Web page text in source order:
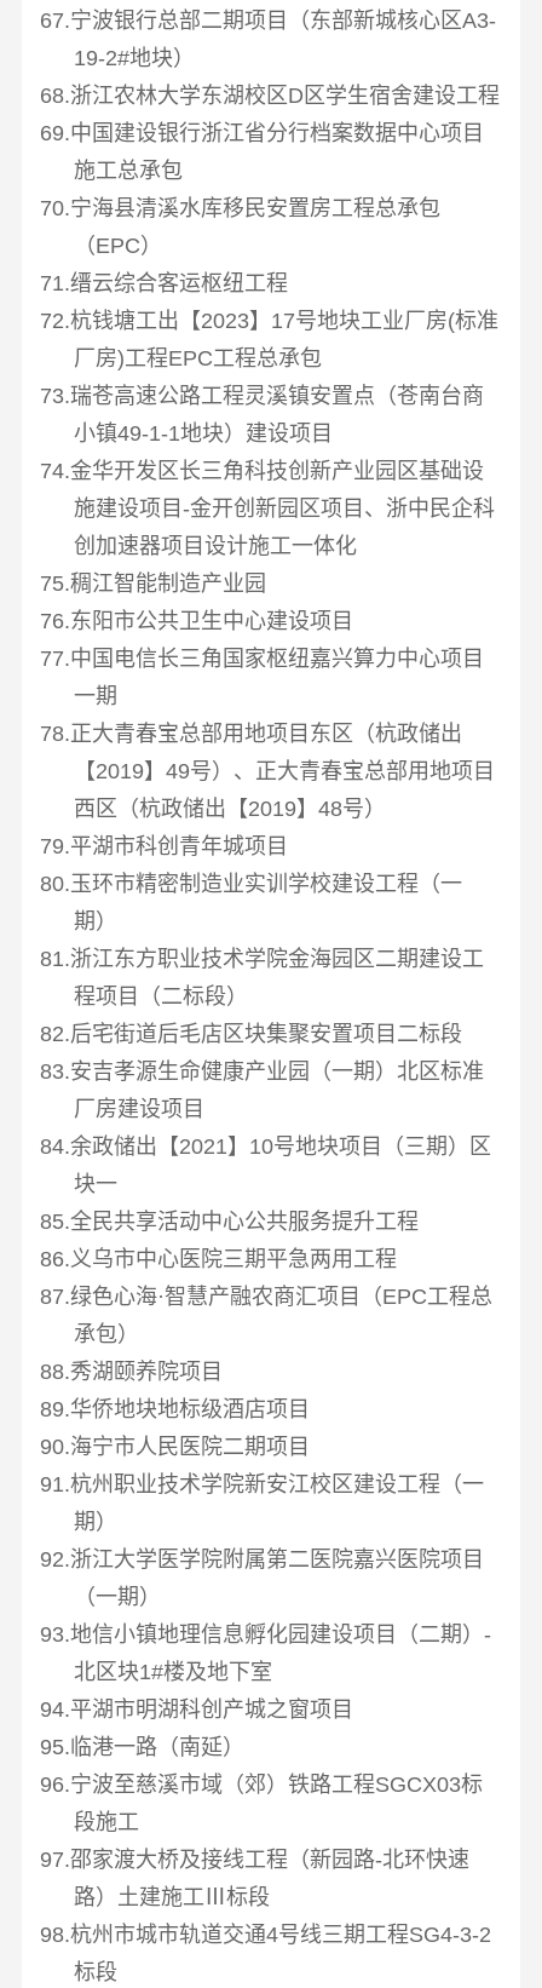
67.宁波银行总部二期项目（东部新城核心区A3-
19-2#地块）
68.浙江农林大学东湖校区D 区学生宿舍建设工程
69.中国建设银行浙江省分行档案数据中心项目
施工总承包
70.宁海县清溪水库移民安置房工程总承包
（EPC）
71.缙云综合客运枢纽工程
72.杭钱塘工出【2023】 17号地块工业厂房(标准
厂房)工程EPC工程总承包
73.瑞苍高速公路工程灵溪镇安置点（苍南台商
小镇49-1-1地块）建设项目
74.金华开发区长三角科技创新产业园区基础设
施建设项目-金开创新园区项目、浙中民企科
创加速器项目设计施工一体化
75.稠江智能制造产业园
76.东阳市公共卫生中心建设项目
77.中国电信长三角国家枢纽嘉兴算力中心项目
一期
78.正大青春宝总部用地项目东区（杭政储出
【2019】49号）、正大青春宝总部用地项目
西区（杭政储出【2019】48号）
79.平湖市科创青年城项目
80.玉环市精密制造业实训学校建设工程（一
期）
81.浙江东方职业技术学院金海园区二期建设工
程项目（二标段）
82.后宅街道后毛店区块集聚安置项目二标段
83.安吉孝源生命健康产业园（一期）北区标准
厂房建设项目
84.余政储出【2021】 10号地块项目（三期）区
块一
85.全民共享活动中心公共服务提升工程
86.义乌市中心医院三期平急两用工程
87.绿色心海·智慧产融农商汇项目（EPC工程总
承包）
88.秀湖颐养院项目
89.华侨地块地标级酒店项目
90.海宁市人民医院二期项目
91.杭州职业技术学院新安江校区建设工程（一
期）
92.浙江大学医学院附属第二医院嘉兴医院项目
（一期）
93.地信小镇地理信息孵化园建设项目（二期） -
北区块1#楼及地下室
94.平湖市明湖科创产城之窗项目
95.临港一路（南延）
96.宁波至慈溪市域（郊）铁路工程SGCX03标
段施工
97.邵家渡大桥及接线工程（新园路-北环快速
路）土建施工Ⅲ标段
98.杭州市城市轨道交通4号线三期工程SG4-3-2
标段